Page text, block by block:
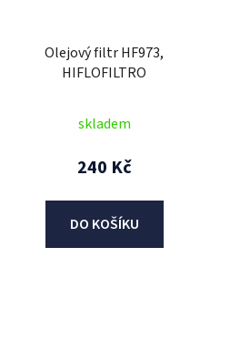
Olejový filtr HF973,
HIFLOFILTRO
skladem
240 Kč
DO KOŠÍKU